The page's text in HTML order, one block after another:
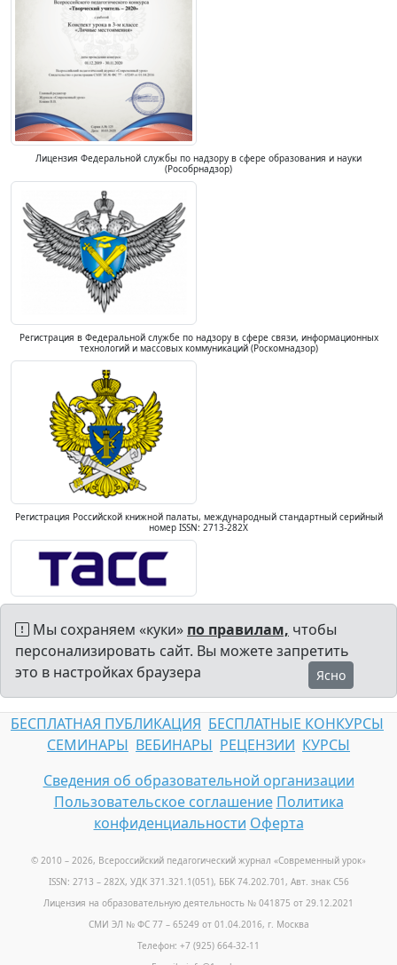
Лицензия Федеральной службы по надзору в сфере образования и науки
(Рособрнадзор)
Регистрация в Федеральной службе по надзору в сфере связи, информационных
технологий и массовых коммуникаций (Роскомнадзор)
Регистрация Российской книжной палаты, международный стандартный серийный
номер ISSN: 2713-282X
Мы сохраняем «куки» по правилам, чтобы
персонализировать сайт. Вы можете запретить
это в настройках браузера
Ясно
БЕСПЛАТНАЯ ПУБЛИКАЦИЯ БЕСПЛАТНЫЕ КОНКУРСЫ
СЕМИНАРЫ ВЕБИНАРЫ РЕЦЕНЗИИ КУРСЫ
Сведения об образовательной организации
Пользовательское соглашение Политика
конфиденциальности Оферта
© 2010 – 2026, Всероссийский педагогический журнал «Современный урок»
ISSN: 2713 – 282X, УДК 371.321.1(051), ББК 74.202.701, Авт. знак С56
Лицензия на образовательную деятельность № 041875 от 29.12.2021
СМИ ЭЛ № ФС 77 – 65249 от 01.04.2016, г. Москва
Телефон: +7 (925) 664-32-11